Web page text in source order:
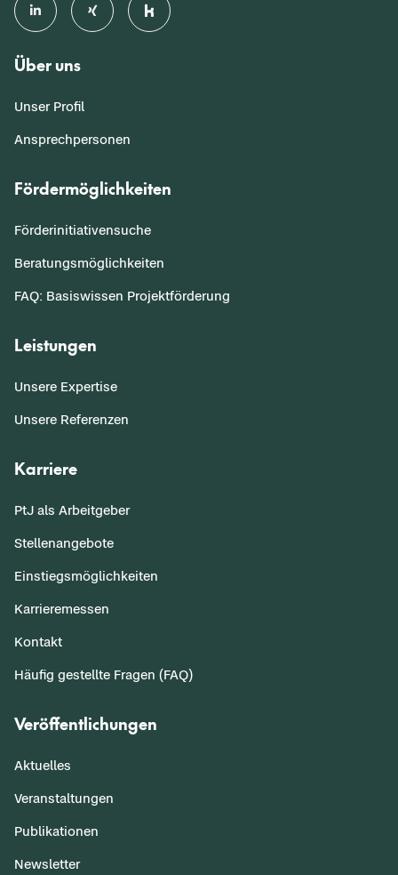
Über uns
Unser Profil
Ansprechpersonen
Fördermöglichkeiten
Förderinitiativensuche
Beratungsmöglichkeiten
FAQ: Basiswissen Projektförderung
Leistungen
Unsere Expertise
Unsere Referenzen
Karriere
PtJ als Arbeitgeber
Stellenangebote
Einstiegsmöglichkeiten
Karrieremessen
Kontakt
Häufig gestellte Fragen (FAQ)
Veröffentlichungen
Aktuelles
Veranstaltungen
Publikationen
Newsletter